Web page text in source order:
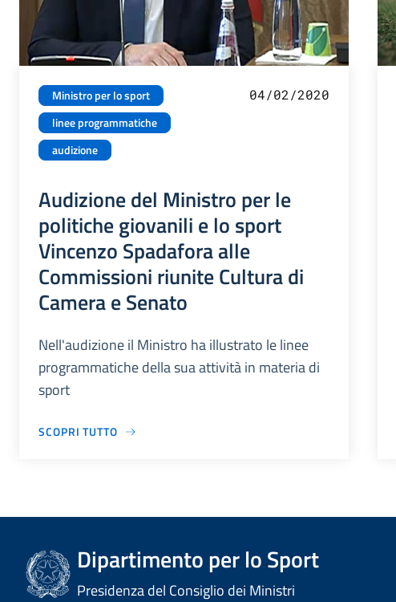
Ministro per lo sport
linee programmatiche
audizione
04/02/2020
Audizione del Ministro per le
politiche giovanili e lo sport
Vincenzo Spadafora alle
Commissioni riunite Cultura di
Camera e Senato
Nell'audizione il Ministro ha illustrato le linee
programmatiche della sua attività in materia di
sport
SCOPRI TUTTO
Dipartimento per lo Sport
Presidenza del Consiglio dei Ministri